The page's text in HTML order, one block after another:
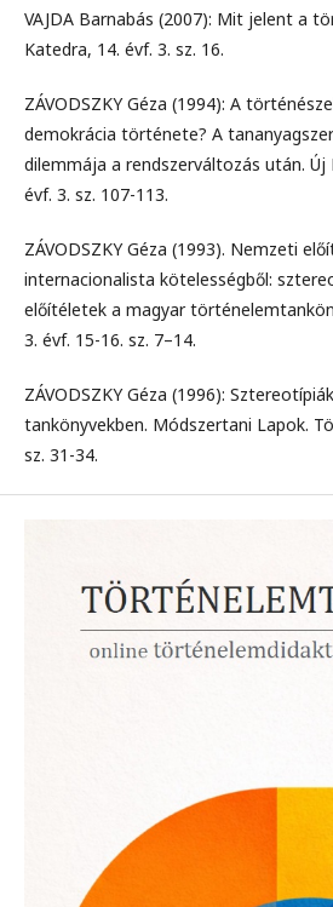
VAJDA Barnabás (2007): Mit jelent a
Katedra, 14. évf. 3. sz. 16.
ZÁVODSZKY Géza (1994): A
demokrácia története? A
dilemmája a rendszerváltozás után. Új
évf. 3. sz. 107-113.
ZÁVODSZKY Géza (1993). Nemzeti
internacionalista kötelességből:
előítéletek a magyar
3. évf. 15-16. sz. 7–14.
ZÁVODSZKY Géza (1996):
tankönyvekben. Módszertani Lapok.
sz. 31-34.